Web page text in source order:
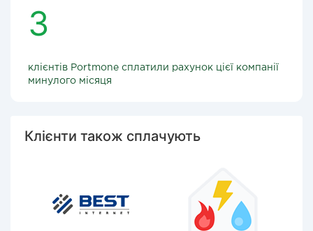
3
клієнтів Portmone сплатили рахунок цієї компанії
минулого місяця
Клієнти також сплачують